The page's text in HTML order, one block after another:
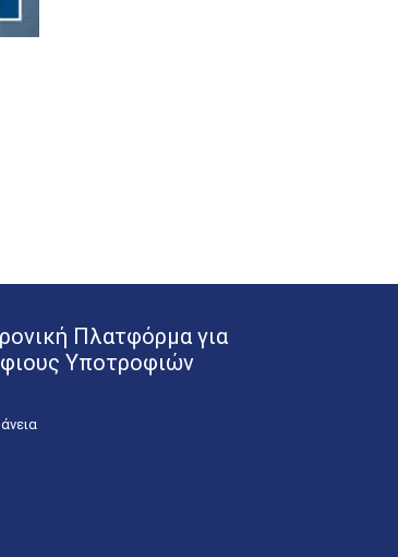
Πλατφόρμα για
Υποτροφιών